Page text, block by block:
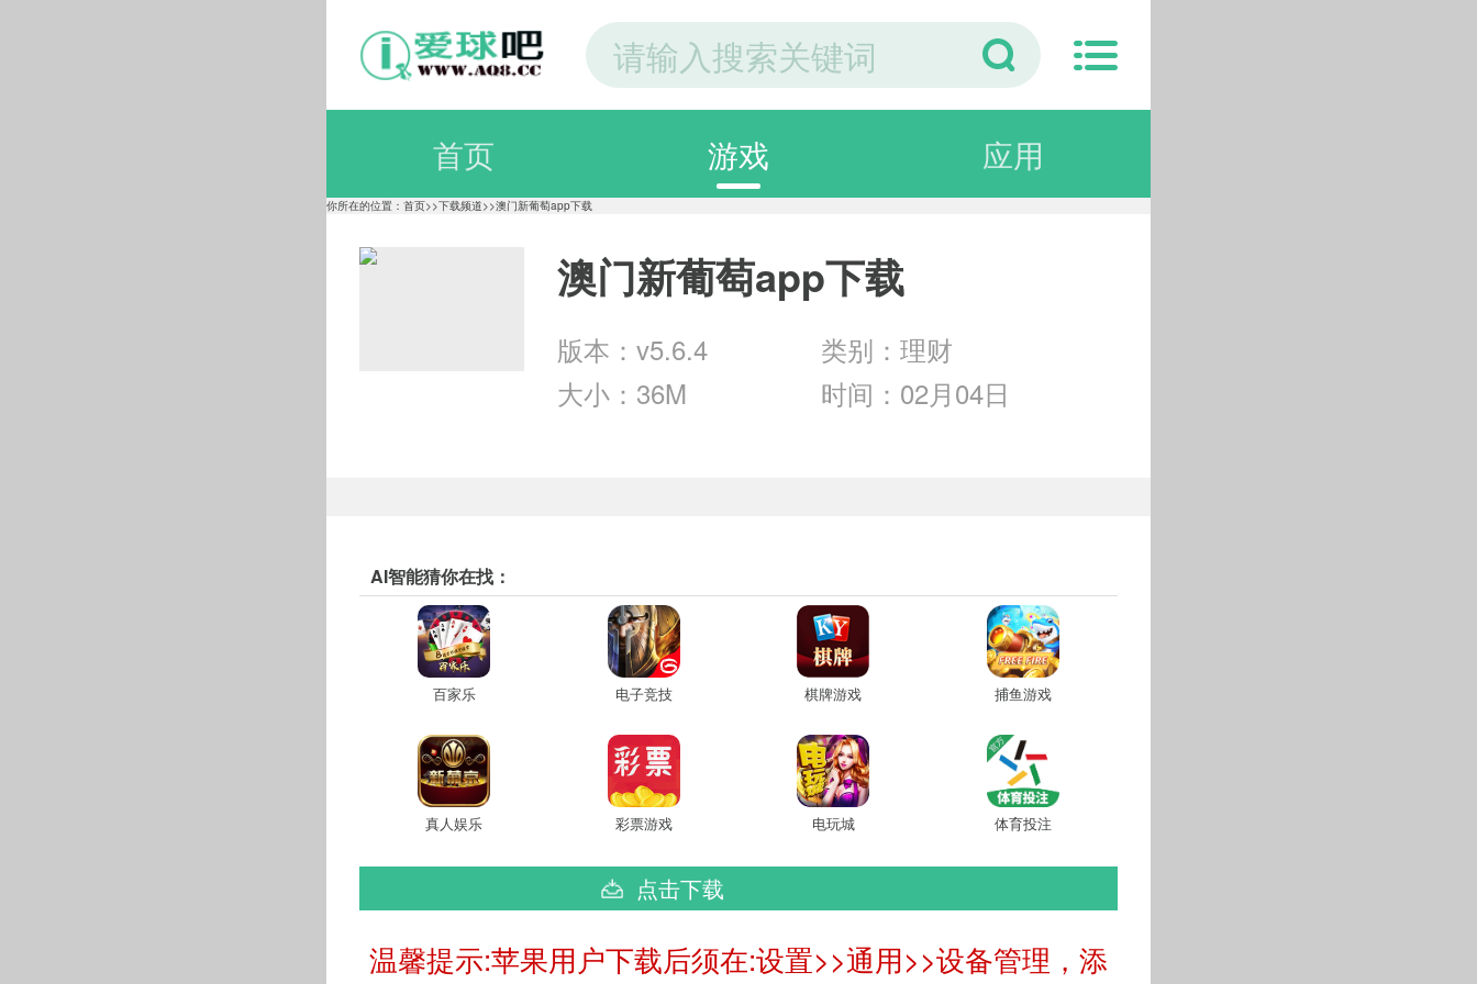
分类
首页 游戏 应用
你所在的位置： 首页>>下载频道>>澳门新葡萄app下载
澳门新葡萄app下载
版本：v5.6.4
类别：理财
大小：36M
时间：02月04日
AI智能猜你在找：
百家乐 电子竞技 棋牌游戏 捕鱼游戏
真人娱乐 彩票游戏 电玩城 体育投注
点击下载
温馨提示:苹果用户下载后须在:设置>>通用>>设备管理，添